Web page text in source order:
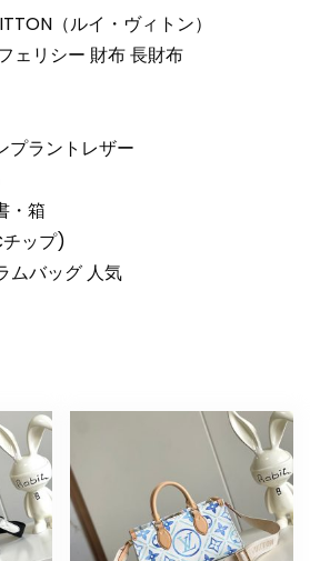
（ルイ・ヴィトン）
ェリシー 財布 長財布
プラントレザー
・箱
チップ)
ムバッグ 人気